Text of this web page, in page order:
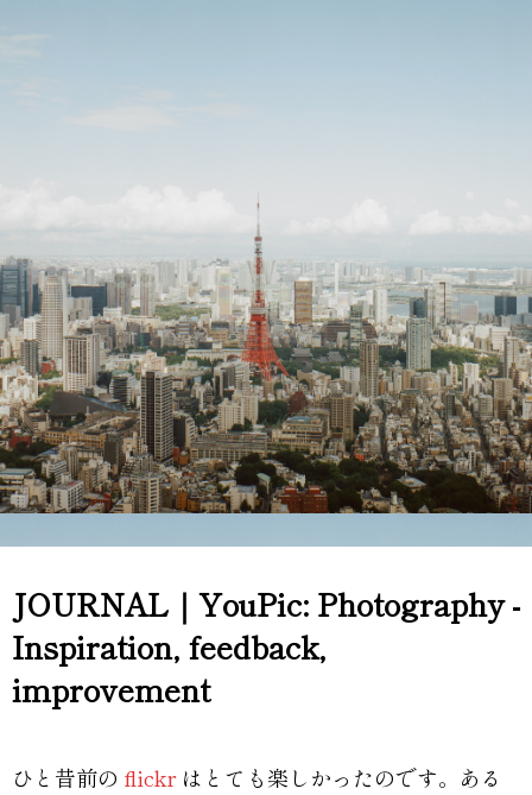
JOURNAL｜YouPic: Photography -
Inspiration, feedback,
improvement
ひと昔前の flickrはとても楽しかったのです。ある